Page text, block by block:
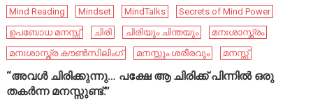
Mind Reading Mindset MindTalks
Secrets of Mind Power
ഉപബോധ മനസ്സ്
ചിരി ചിരിയും ചിന്തയും
മനഃശാസ്ത്രം
മനഃശാസ്ത്ര കൗൺസിലിംഗ്
മനസ്സും ശരീരവും മനസ്സ്
“അവൾ ചിരിക്കുന്നു… പക്ഷേ ആ ചിരിക്ക് പിന്നിൽ ഒരു
തകർന്ന മനസ്സുണ്ട്.”